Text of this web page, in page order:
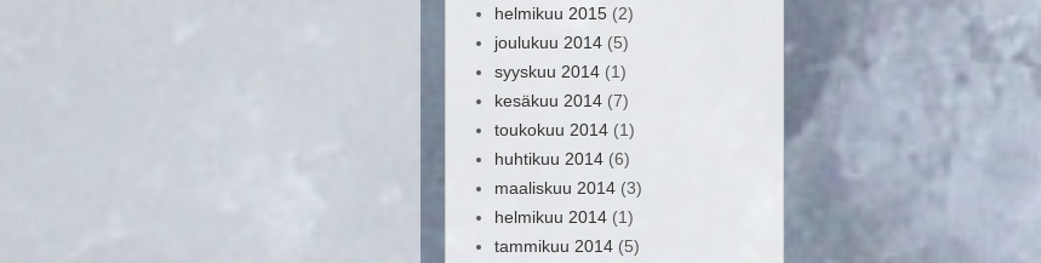
helmikuu 2015 (2)
joulukuu 2014 (5)
syyskuu 2014 (1)
kesäkuu 2014 (7)
toukokuu 2014 (1)
huhtikuu 2014 (6)
maaliskuu 2014 (3)
helmikuu 2014 (1)
tammikuu 2014 (5)